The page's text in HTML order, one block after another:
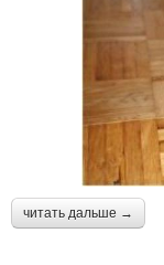
читать дальше →